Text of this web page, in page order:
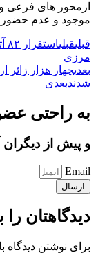
ازمحور های فرعی
موجود و عدم حضور
قبلیقبلی
مرزی
بعدیچهار هزار زائر
شدندبعدی
به راحتی
و پیش از دیگران
Email
ارسال
دیدگاهتان را
برای نوشتن دیدگاه